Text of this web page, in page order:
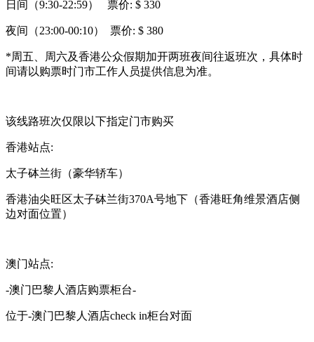
日间（9:30-22:59） 票价: $ 330
夜间（23:00-00:10） 票价: $ 380
*周五、周六及香港公众假期加开两班夜间往返班次，具体时
间请以购票时门市工作人员提供信息为准。
该线路班次仅限以下指定门市购买
香港站点:
太子砵兰街（豪华轿车）
香港油尖旺区太子砵兰街370A号地下（香港旺角维景酒店侧
边对面位置）
澳门站点:
-澳门巴黎人酒店购票柜台-
位于-澳门巴黎人酒店check in柜台对面